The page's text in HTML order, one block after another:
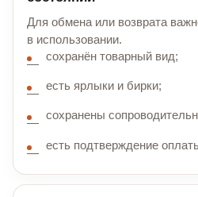
Для обмена или возврата
в использовании.
сохранён товарный вид;
есть ярлыки и бирки;
сохранены
есть подтверждение